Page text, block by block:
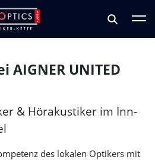
AIGNER UNITED
& Hörakustiker im Inn-
des lokalen Optikers mit